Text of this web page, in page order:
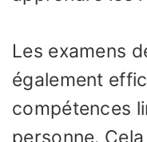
Les examens
également
compétences
personne.